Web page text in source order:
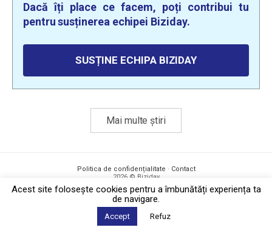
Dacă îți place ce facem, poți contribui tu
pentru susținerea echipei Biziday.
SUSȚINE ECHIPA BIZIDAY
Mai multe știri
Politica de confidențialitate · Contact
2026 © Biziday
Acest site foloseşte cookies pentru a îmbunătăți experiența ta
de navigare.
Accept Refuz